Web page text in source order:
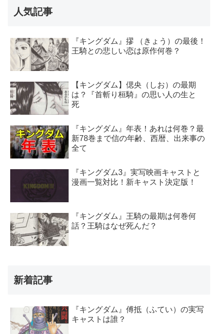
人気記事
『キングダム』摎 （きょう）の最後！
王騎との悲しい恋は原作何巻？
【キングダム】偲央（しお）の最期
は？『首斬り桓騎』の思い人の生と
死
『キングダム』年表！あれは何巻？最
新78巻まで信の年齢、西暦、出来事の
全て
『キングダム3』実写映画キャストと
漫画一覧対比！新キャスト決定版！
『キングダム』王騎の最期は何巻何
話？王騎はなぜ死んだ？
新着記事
『キングダム』傅抵（ふてい）の実写
キャストは誰？